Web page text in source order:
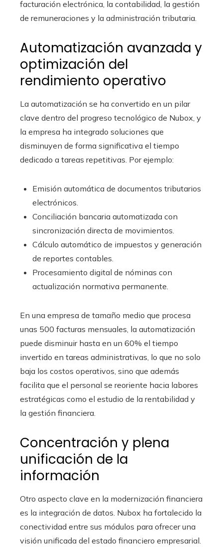
facturación electrónica, la contabilidad, la gestión
de remuneraciones y la administración tributaria.
Automatización avanzada y
optimización del
rendimiento operativo
La automatización se ha convertido en un pilar
clave dentro del progreso tecnológico de Nubox, y
la empresa ha integrado soluciones que
disminuyen de forma significativa el tiempo
dedicado a tareas repetitivas. Por ejemplo:
Emisión automática de documentos tributarios
electrónicos.
Conciliación bancaria automatizada con
sincronización directa de movimientos.
Cálculo automático de impuestos y generación
de reportes contables.
Procesamiento digital de nóminas con
actualización normativa permanente.
En una empresa de tamaño medio que procesa
unas 500 facturas mensuales, la automatización
puede disminuir hasta en un 60% el tiempo
invertido en tareas administrativas, lo que no solo
baja los costos operativos, sino que además
facilita que el personal se reoriente hacia labores
estratégicas como el estudio de la rentabilidad y
la gestión financiera.
Concentración y plena
unificación de la
información
Otro aspecto clave en la modernización financiera
es la integración de datos. Nubox ha fortalecido la
conectividad entre sus módulos para ofrecer una
visión unificada del estado financiero empresarial.